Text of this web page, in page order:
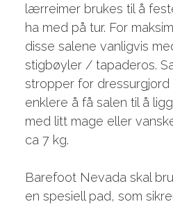
lærreimer brukes til å
ha med på tur. For
disse salene vanligvis
stigbøyler / tapaderos.
stropper for dressurgjord
enklere å få salen til å
med litt mage eller
ca 7 kg.
Barefoot Nevada skal
en spesiell pad, som